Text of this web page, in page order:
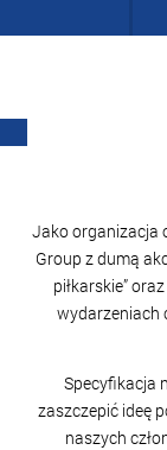
Jako organizacja
Group z dumą
piłkarskie”
wydarzeniach
Specyfikacja
zaszczepić ideę
naszych